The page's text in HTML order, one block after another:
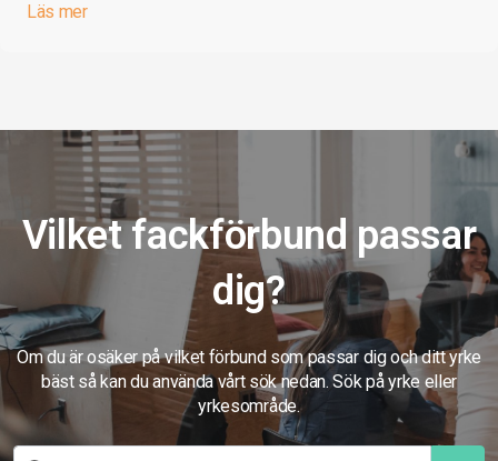
Läs mer
Vilket fackförbund passar
dig?
Om du är osäker på vilket förbund som passar dig och ditt yrke
bäst så kan du använda vårt sök nedan. Sök på yrke eller
yrkesområde.